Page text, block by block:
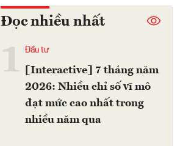
Đọc nhiều nhất
Đầu tư
[Interactive] 7 tháng năm
2026: Nhiều chỉ số vĩ mô
đạt mức cao nhất trong
nhiều năm qua